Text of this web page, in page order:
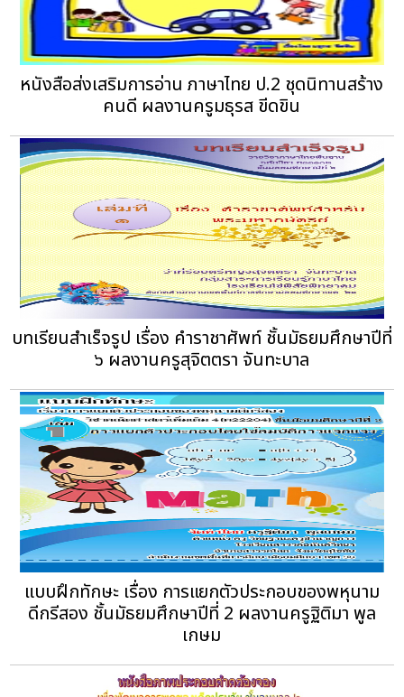
หนังสือส่งเสริมการอ่าน ภาษาไทย ป.2 ชุดนิทานสร้าง
คนดี ผลงานครูมธุรส ขีดขิน
บทเรียนสำเร็จรูป เรื่อง คำราชาศัพท์ ชั้นมัธยมศึกษาปีที่
๖ ผลงานครูสุจิตตรา จันทะบาล
แบบฝึกทักษะ เรื่อง การแยกตัวประกอบของพหุนาม
ดีกรีสอง ชั้นมัธยมศึกษาปีที่ 2 ผลงานครูฐิติมา พูล
เกษม